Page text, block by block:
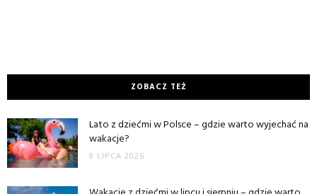
ZOBACZ TEŻ
Lato z dziećmi w Polsce – gdzie warto wyjechać na
wakacje?
8 LIPCA 2026